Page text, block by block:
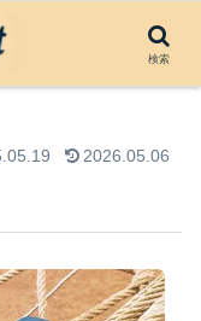
by
2026.05.06
検索